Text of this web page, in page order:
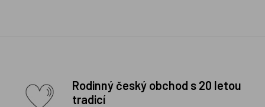
Rodinný český obchod s 20 letou
tradicí